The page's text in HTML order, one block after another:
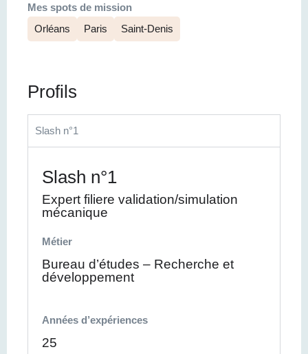
Mes spots de mission
Orléans
Paris Saint-Denis
Profils
Slash n°1
Slash n°1
Expert filiere validation/simulation
mécanique
Métier
Bureau d’études – Recherche et
développement
Années d’expériences
25